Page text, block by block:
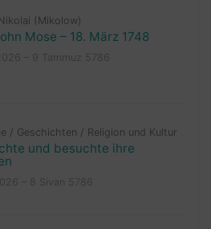
(Mikolow)
Mose – 18. März 1748
/ Geschichten / Religion und Kultur
und besuchte ihre